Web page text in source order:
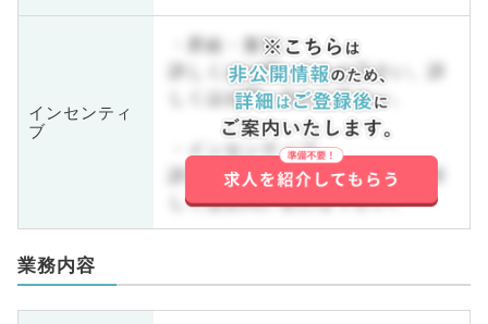
インセンティ
ブ
・昇給・賞与
詳しくはお問い合わせ下さい。詳
しくはお問い合わせ下さい。
・インセンティブ
詳しくはお問い合わせ下さい。詳
しくはお問い合わせ下さい。
業務内容